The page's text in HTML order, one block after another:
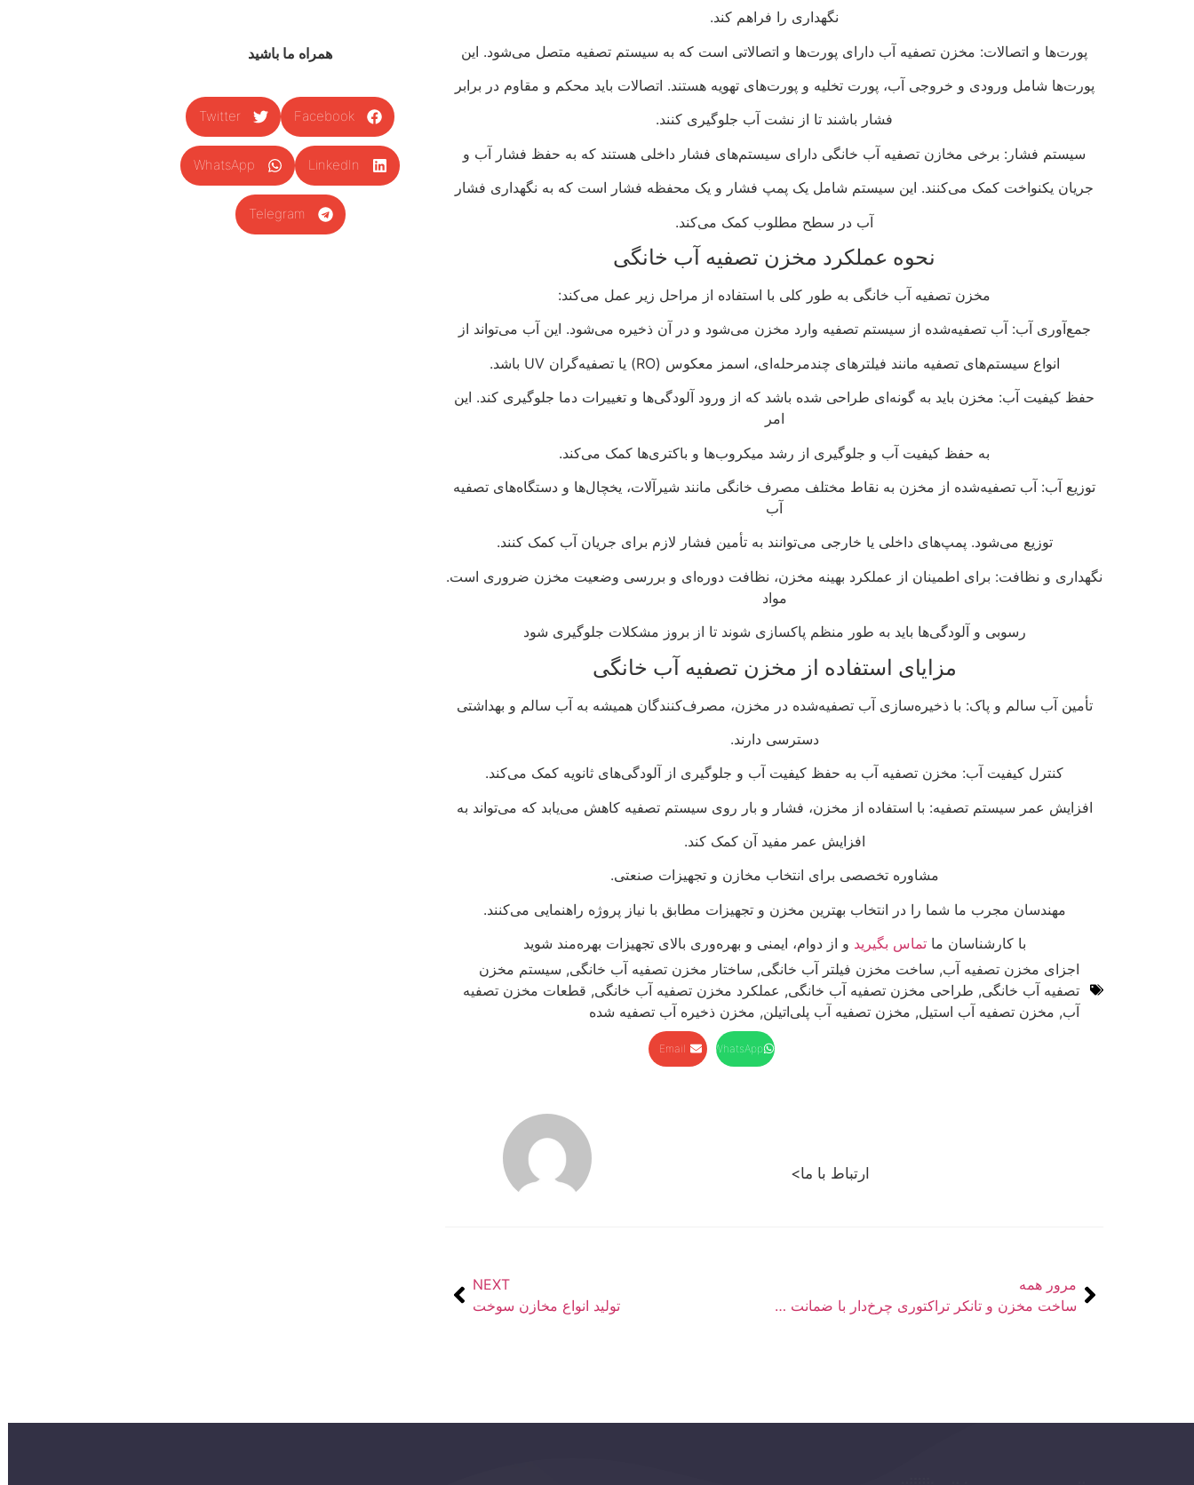
نگهداری را فراهم کند.
پورت‌ها و اتصالات: مخزن تصفیه آب دارای پورت‌ها و اتصالاتی است که به سیستم تصفیه متصل می‌شود. این
پورت‌ها شامل ورودی و خروجی آب، پورت تخلیه و پورت‌های تهویه هستند. اتصالات باید محکم و مقاوم در برابر
فشار باشند تا از نشت آب جلوگیری کنند.
سیستم فشار: برخی مخازن تصفیه آب خانگی دارای سیستم‌های فشار داخلی هستند که به حفظ فشار آب و
جریان یکنواخت کمک می‌کنند. این سیستم شامل یک پمپ فشار و یک محفظه فشار است که به نگهداری فشار
آب در سطح مطلوب کمک می‌کند.
نحوه عملکرد مخزن تصفیه آب خانگی
مخزن تصفیه آب خانگی به طور کلی با استفاده از مراحل زیر عمل می‌کند:
جمع‌آوری آب: آب تصفیه‌شده از سیستم تصفیه وارد مخزن می‌شود و در آن ذخیره می‌شود. این آب می‌تواند از
انواع سیستم‌های تصفیه مانند فیلترهای چندمرحله‌ای، اسمز معکوس (RO) یا تصفیه‌گران UV باشد.
حفظ کیفیت آب: مخزن باید به گونه‌ای طراحی شده باشد که از ورود آلودگی‌ها و تغییرات دما جلوگیری کند. این
امر
به حفظ کیفیت آب و جلوگیری از رشد میکروب‌ها و باکتری‌ها کمک می‌کند.
توزیع آب: آب تصفیه‌شده از مخزن به نقاط مختلف مصرف خانگی مانند شیرآلات، یخچال‌ها و دستگاه‌های تصفیه
آب
توزیع می‌شود. پمپ‌های داخلی یا خارجی می‌توانند به تأمین فشار لازم برای جریان آب کمک کنند.
نگهداری و نظافت: برای اطمینان از عملکرد بهینه مخزن، نظافت دوره‌ای و بررسی وضعیت مخزن ضروری است.
مواد
رسوبی و آلودگی‌ها باید به طور منظم پاکسازی شوند تا از بروز مشکلات جلوگیری شود
مزایای استفاده از مخزن تصفیه آب خانگی
تأمین آب سالم و پاک: با ذخیره‌سازی آب تصفیه‌شده در مخزن، مصرف‌کنندگان همیشه به آب سالم و بهداشتی
دسترسی دارند.
کنترل کیفیت آب: مخزن تصفیه آب به حفظ کیفیت آب و جلوگیری از آلودگی‌های ثانویه کمک می‌کند.
افزایش عمر سیستم تصفیه: با استفاده از مخزن، فشار و بار روی سیستم تصفیه کاهش می‌یابد که می‌تواند به
افزایش عمر مفید آن کمک کند.
مشاوره تخصصی برای انتخاب مخازن و تجهیزات صنعتی.
مهندسان مجرب ما شما را در انتخاب بهترین مخزن و تجهیزات مطابق با نیاز پروژه راهنمایی می‌کنند.
با کارشناسان ماتماس بگیرید و از دوام، ایمنی و بهره‌وری بالای تجهیزات بهره‌مند شوید
اجزای مخزن تصفیه آب, ساخت مخزن فیلتر آب خانگی, ساختار مخزن تصفیه آب خانگی, سیستم مخزن
تصفیه آب خانگی, طراحی مخزن تصفیه آب خانگی, عملکرد مخزن تصفیه آب خانگی, قطعات مخزن تصفیه
آب, مخزن تصفیه آب استیل, مخزن تصفیه آب پلی‌اتیلن, مخزن ذخیره آب تصفیه شده
WhatsApp
Email
ارتباط با ما>
مرور همه
ساخت مخزن و تانکر تراکتوری چرخ‌دار با ضمانت کیفیت
NEXT
تولید انواع مخازن سوخت
همراه ما باشید
Facebook
Twitter
LinkedIn
WhatsApp
Telegram